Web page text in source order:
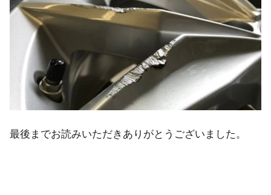
最後までお読みいただきありがとうございました。